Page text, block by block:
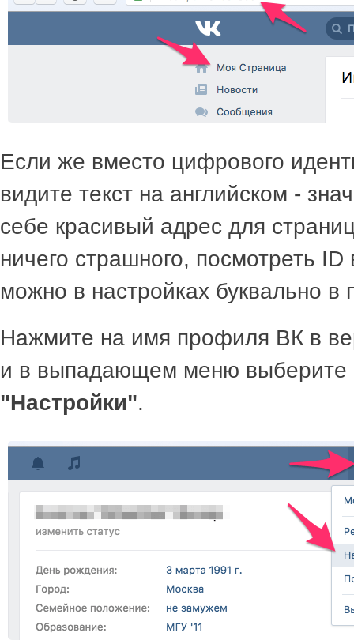
Если же вместо цифрового
видите текст на английском -
себе красивый адрес для
ничего страшного, посмотреть ID
можно в настройках буквально в
Нажмите на имя профиля ВК в
и в выпадающем меню выберите
"Настройки".